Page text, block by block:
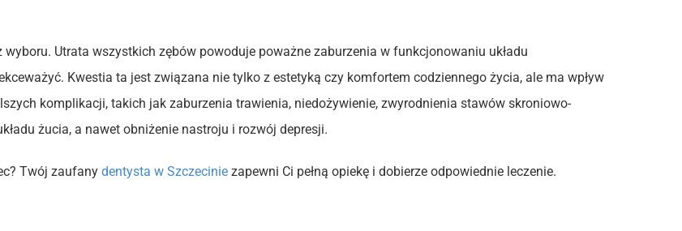
Utrata wszystkich zębów powoduje poważne zaburzenia w funkcjonowaniu układu
Kwestia ta jest związana nie tylko z estetyką czy komfortem codziennego życia, ale ma wpływ
komplikacji, takich jak zaburzenia trawienia, niedożywienie, zwyrodnienia stawów skroniowo-
żucia, a nawet obniżenie nastroju i rozwój depresji.
Twój zaufany dentysta w Szczeciniezapewni Ci pełną opiekę i dobierze odpowiednie leczenie.